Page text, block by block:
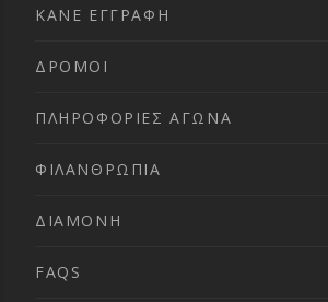
ΚΑΝΕ ΕΓΓΡΑΦΗ
ΔΡΟΜΟΙ
ΠΛΗΡΟΦΟΡΙΕΣ ΑΓΩΝΑ
ΦΙΛΑΝΘΡΩΠΙΑ
ΔΙΑΜΟΝΗ
FAQS